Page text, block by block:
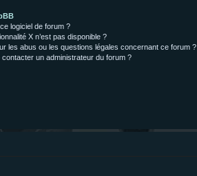
logiciel de forum ?
X n’est pas disponible ?
les abus ou les questions légales concernant ce forum ?
contacter un administrateur du forum ?